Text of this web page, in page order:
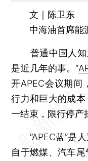
文｜陈卫东
中海油首席能
普通中国人知
是近几年的事。“
开APEC会议期间
行力和巨大的成
一结束，限行停产
“APEC蓝”是人
自于燃煤、汽车